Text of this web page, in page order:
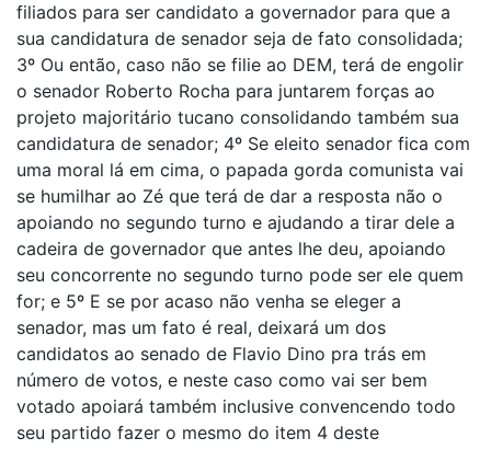
filiados para ser candidato a governador para que a
sua candidatura de senador seja de fato consolidada;
3º Ou então, caso não se filie ao DEM, terá de engolir
o senador Roberto Rocha para juntarem forças ao
projeto majoritário tucano consolidando também sua
candidatura de senador; 4º Se eleito senador fica com
uma moral lá em cima, o papada gorda comunista vai
se humilhar ao Zé que terá de dar a resposta não o
apoiando no segundo turno e ajudando a tirar dele a
cadeira de governador que antes lhe deu, apoiando
seu concorrente no segundo turno pode ser ele quem
for; e 5º E se por acaso não venha se eleger a
senador, mas um fato é real, deixará um dos
candidatos ao senado de Flavio Dino pra trás em
número de votos, e neste caso como vai ser bem
votado apoiará também inclusive convencendo todo
seu partido fazer o mesmo do item 4 deste